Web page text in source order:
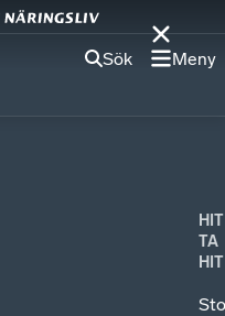
Sök Meny
HIT
TA
HIT